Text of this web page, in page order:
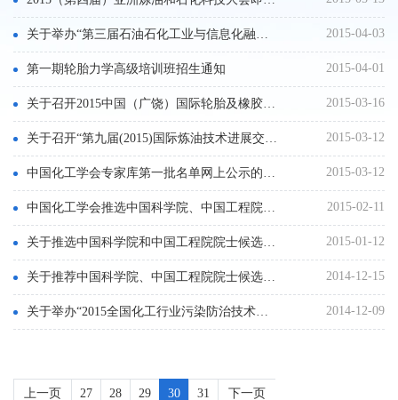
关于举办“第三届石油石化工业与信息化融合发展论坛”通知 2015-04-03
第一期轮胎力学高级培训班招生通知 2015-04-01
关于召开2015中国（广饶）国际轮胎及橡胶新材料产业大会的通知 2015-03-16
关于召开“第九届(2015)国际炼油技术进展交流会”的通知 2015-03-12
中国化工学会专家库第一批名单网上公示的通知 2015-03-12
中国化工学会推选中国科学院、中国工程院院士候选人的公示 2015-02-11
关于推选中国科学院和中国工程院院士候选人的通知 2015-01-12
关于推荐中国科学院、中国工程院院士候选人的预通知 2014-12-15
关于举办“2015全国化工行业污染防治技术与清洁生产展览会”、“2015第二届全国化工行业（园区）污水综合治理报告会暨展览会”的通知 2014-12-09
上一页 27 28 29 30 31 下一页